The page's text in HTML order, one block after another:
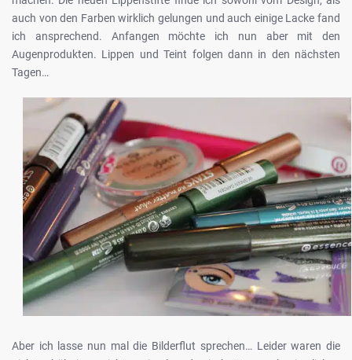
auch von den Farben wirklich gelungen und auch einige Lacke fand
ich ansprechend. Anfangen möchte ich nun aber mit den
Augenprodukten. Lippen und Teint folgen dann in den nächsten
Tagen…
Aber ich lasse nun mal die Bilderflut sprechen… Leider waren die